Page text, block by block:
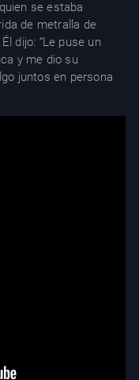
se estaba
de metralla de
dijo: “Le puse un
y me dio su
juntos en persona